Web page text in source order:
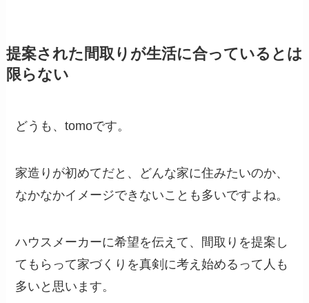
提案された間取りが生活に合っているとは
限らない
どうも、tomoです。
家造りが初めてだと、どんな家に住みたいのか、
なかなかイメージできないことも多いですよね。
ハウスメーカーに希望を伝えて、間取りを提案し
てもらって家づくりを真剣に考え始めるって人も
多いと思います。